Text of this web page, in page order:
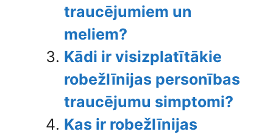
traucējumiem un
meliem?
Kādi ir visizplatītākie
robežlīnijas personības
traucējumu simptomi?
Kas ir robežlīnijas